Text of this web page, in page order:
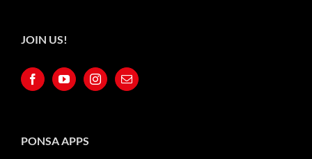
JOIN US!
PONSA APPS